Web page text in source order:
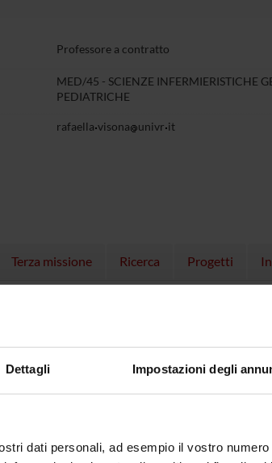
Dettagli Impostazioni degli
dati personali, ad esempio il vostro
Professore a contratto
MED/45 - SCIENZE INFERMIERISTICHE
PEDIATRICHE
rafaella visona univr it
Terza missione Ricerca Progetti
nel periodo selezionato:1.
per vedere orari e dettagli del corso.
NOME